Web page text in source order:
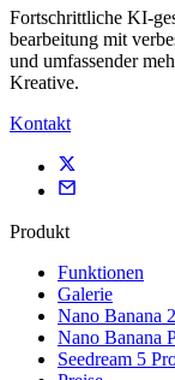
Fortschrittliche KI-
bearbeitung mit
und umfassender
Kreative.
Kontakt
Produkt
Funktionen
Galerie
Nano Banana
Nano Banana
Seedream 5